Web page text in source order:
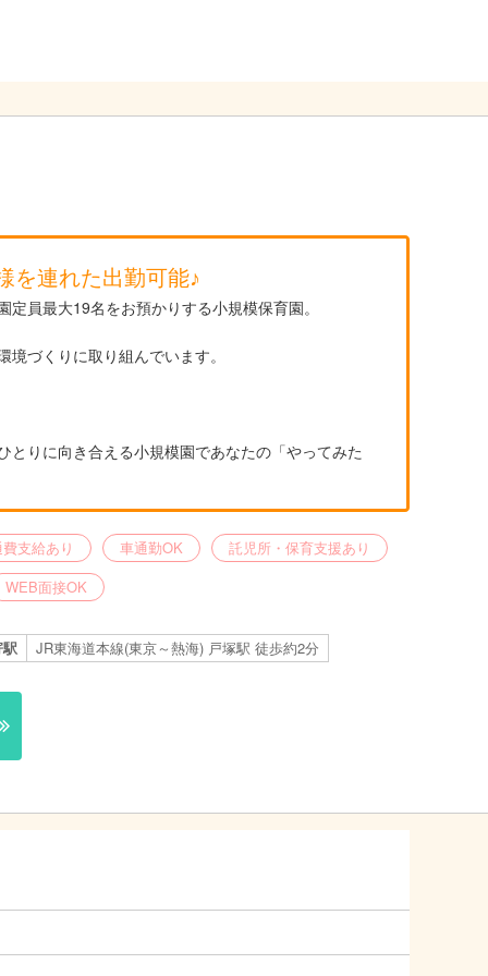
を連れた出勤可能♪
員最大19名をお預かりする小規模保育園。
づくりに取り組んでいます。
りに向き合える小規模園であなたの「やってみた
支給あり 車通勤OK
託児所・保育支援あり
WEB面接OK
JR東海道本線(東京～熱海) 戸塚駅 徒歩約2分